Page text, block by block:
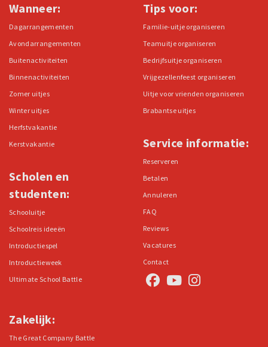
Wanneer:
Dagarrangementen
Avondarrangementen
Buitenactiviteiten
Binnenactiviteiten
Zomer uitjes
Winter uitjes
Herfstvakantie
Kerstvakantie
Scholen en
studenten:
Schooluitje
Schoolreis ideeën
Introductiespel
Introductieweek
Ultimate School Battle
Tips voor:
Familie-uitje organiseren
Teamuitje organiseren
Bedrijfsuitje organiseren
Vrijgezellenfeest organiseren
Uitje voor vrienden organiseren
Brabantse uitjes
Service informatie:
Reserveren
Betalen
Annuleren
FAQ
Reviews
Vacatures
Contact
Zakelijk:
The Great Company Battle